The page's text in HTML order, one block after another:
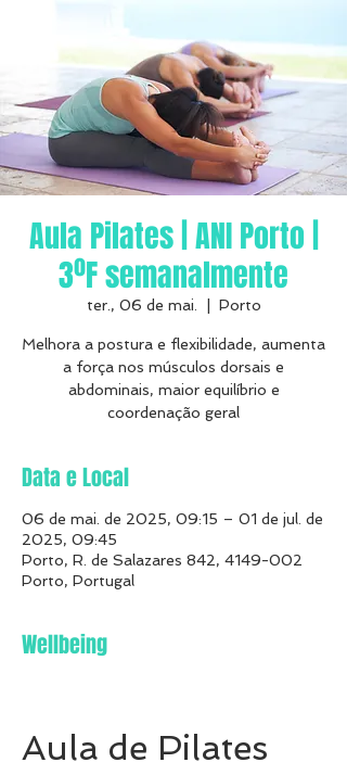
Aula Pilates | ANI Porto |
3ºF semanalmente
ter., 06 de mai. Porto
Melhora a postura e flexibilidade, aumenta
a força nos músculos dorsais e
abdominais, maior equilíbrio e
coordenação geral
Data e Local
06 de mai. de 2025, 09:15 – 01 de jul. de
2025, 09:45
Porto, R. de Salazares 842, 4149-002
Porto, Portugal
Wellbeing
Aula de Pilates